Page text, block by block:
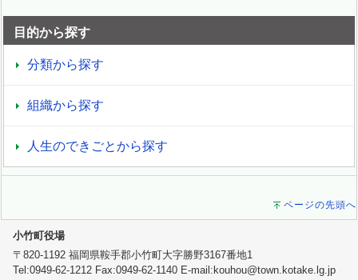
目的から探す
分類から探す
組織から探す
人生のできごとから探す
ページの先頭へ
小竹町役場
〒820-1192 福岡県鞍手郡小竹町大字勝野3167番地1
Tel:0949-62-1212 Fax:0949-62-1140 E-mail:kouhou@town.kotake.lg.jp